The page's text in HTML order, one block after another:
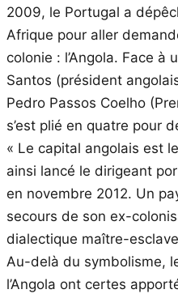
2009, le Portugal a
Afrique pour aller
colonie : l’Angola. Face à
Santos (président
Pedro Passos Coelho
s’est plié en quatre pour
« Le capital angolais est
ainsi lancé le dirigeant
en novembre 2012. Un
secours de son ex-
dialectique maître-
Au-delà du symbolisme,
l’Angola ont certes